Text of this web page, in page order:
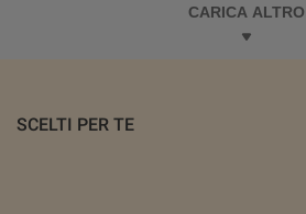
CARICA ALTRO
SCELTI PER TE